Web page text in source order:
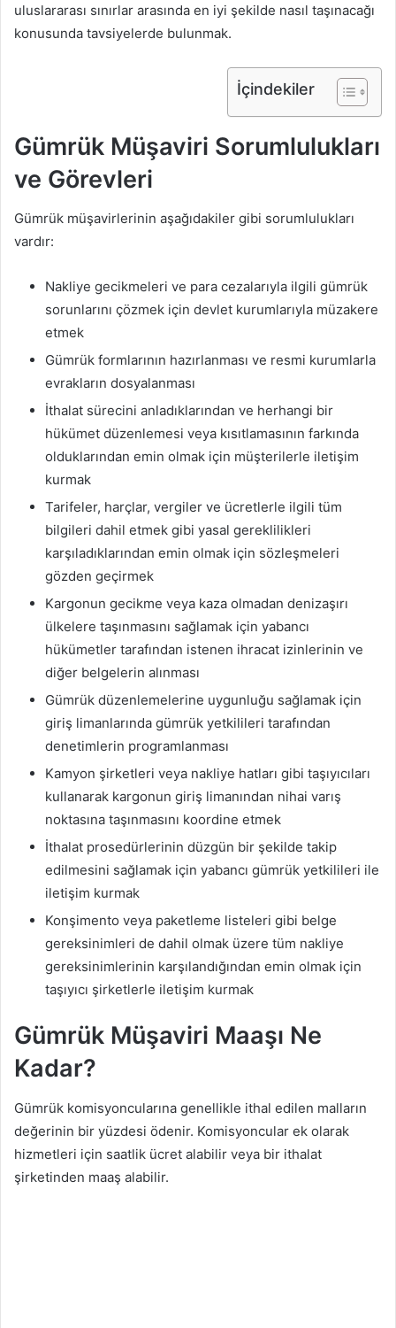
uluslararası sınırlar arasında en iyi şekilde nasıl taşınacağı
konusunda tavsiyelerde bulunmak.
İçindekiler
Gümrük Müşaviri Sorumlulukları
ve Görevleri
Gümrük müşavirlerinin aşağıdakiler gibi sorumlulukları
vardır:
Nakliye gecikmeleri ve para cezalarıyla ilgili gümrük
sorunlarını çözmek için devlet kurumlarıyla müzakere
etmek
Gümrük formlarının hazırlanması ve resmi kurumlarla
evrakların dosyalanması
İthalat sürecini anladıklarından ve herhangi bir
hükümet düzenlemesi veya kısıtlamasının farkında
olduklarından emin olmak için müşterilerle iletişim
kurmak
Tarifeler, harçlar, vergiler ve ücretlerle ilgili tüm
bilgileri dahil etmek gibi yasal gereklilikleri
karşıladıklarından emin olmak için sözleşmeleri
gözden geçirmek
Kargonun gecikme veya kaza olmadan denizaşırı
ülkelere taşınmasını sağlamak için yabancı
hükümetler tarafından istenen ihracat izinlerinin ve
diğer belgelerin alınması
Gümrük düzenlemelerine uygunluğu sağlamak için
giriş limanlarında gümrük yetkilileri tarafından
denetimlerin programlanması
Kamyon şirketleri veya nakliye hatları gibi taşıyıcıları
kullanarak kargonun giriş limanından nihai varış
noktasına taşınmasını koordine etmek
İthalat prosedürlerinin düzgün bir şekilde takip
edilmesini sağlamak için yabancı gümrük yetkilileri ile
iletişim kurmak
Konşimento veya paketleme listeleri gibi belge
gereksinimleri de dahil olmak üzere tüm nakliye
gereksinimlerinin karşılandığından emin olmak için
taşıyıcı şirketlerle iletişim kurmak
Gümrük Müşaviri Maaşı Ne
Kadar?
Gümrük komisyoncularına genellikle ithal edilen malların
değerinin bir yüzdesi ödenir. Komisyoncular ek olarak
hizmetleri için saatlik ücret alabilir veya bir ithalat
şirketinden maaş alabilir.